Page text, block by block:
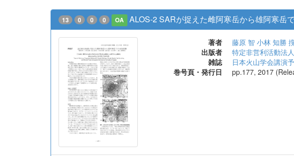
13 0 0 0 OA ALOS-2 SARが捉えた雌阿寒岳から雄阿寒岳
著者 藤原 智 小林 知勝
出版者
特定非営利活動法
雑誌
日本火山学会講演
巻号頁・発行日
pp.177, 2017